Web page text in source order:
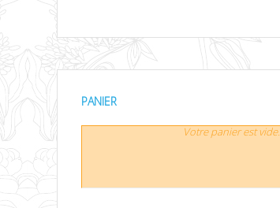
PANIER
Votre panier est vide.